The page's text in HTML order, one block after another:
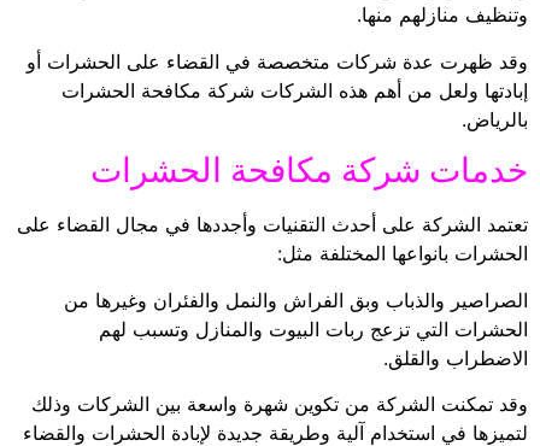
وتنظيف منازلهم منها.
وقد ظهرت عدة شركات متخصصة في القضاء على الحشرات أو
إبادتها ولعل من أهم هذه الشركات شركة مكافحة الحشرات
بالرياض.
خدمات شركة مكافحة الحشرات
تعتمد الشركة على أحدث التقنيات وأجددها في مجال القضاء على
الحشرات بانواعها المختلفة مثل:
الصراصير والذباب وبق الفراش والنمل والفئران وغيرها من
الحشرات التي تزعج ربات البيوت والمنازل وتسبب لهم
الاضطراب والقلق.
وقد تمكنت الشركة من تكوين شهرة واسعة بين الشركات وذلك
لتميزها في استخدام آلية وطريقة جديدة لإبادة الحشرات والقضاء